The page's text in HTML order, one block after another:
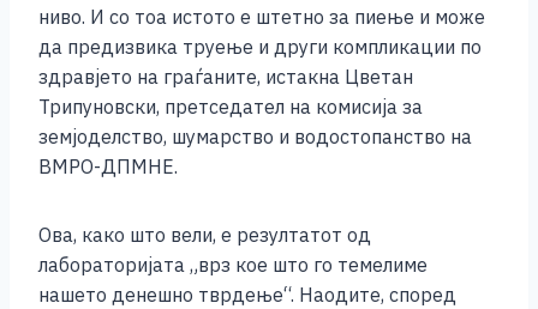
k
ниво. И со тоа истото е штетно за пиење и може
да предизвика труење и други компликации по
здравјето на граѓаните, истакна Цветан
Трипуновски, претседател на комисија за
земјоделство, шумарство и водостопанство на
ВМРО-ДПМНЕ.
Ова, како што вели, е резултатот од
лабораторијата „врз кое што го темелиме
нашето денешно тврдење“. Наодите, според